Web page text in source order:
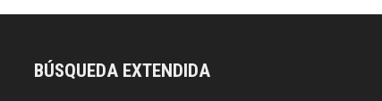
BÚSQUEDA EXTENDIDA